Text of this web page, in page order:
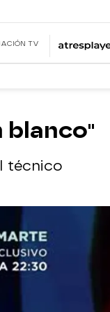
TV
blanco"
técnico